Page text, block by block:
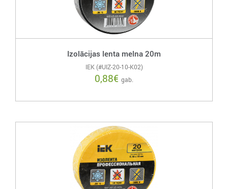
Izolācijas lenta melna 20m
IEK (#UIZ-20-10-K02)
0,88€ gab.